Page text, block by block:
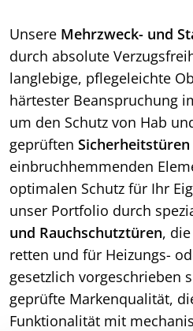
Unsere Mehrzweck- und
durch absolute
langlebige, pflegeleichte
härtester Beanspruchung
um den Schutz von Hab
geprüften Sicherheitstüren
einbruchhemmenden
optimalen Schutz für Ihr
unser Portfolio durch
und Rauchschutztüren,
retten und für Heizungs-
gesetzlich vorgeschrieben
geprüfte Markenqualität,
Funktionalität mit